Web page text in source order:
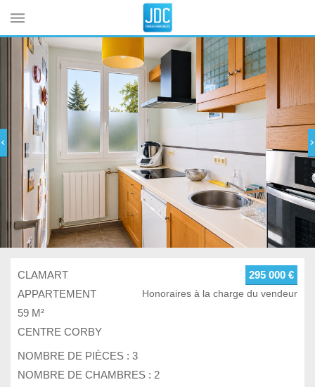
295 000 €
Honoraires à la charge du vendeur
CLAMART
APPARTEMENT
59 M²
CENTRE CORBY
NOMBRE DE PIÈCES : 3
NOMBRE DE CHAMBRES : 2
Cookies management panel